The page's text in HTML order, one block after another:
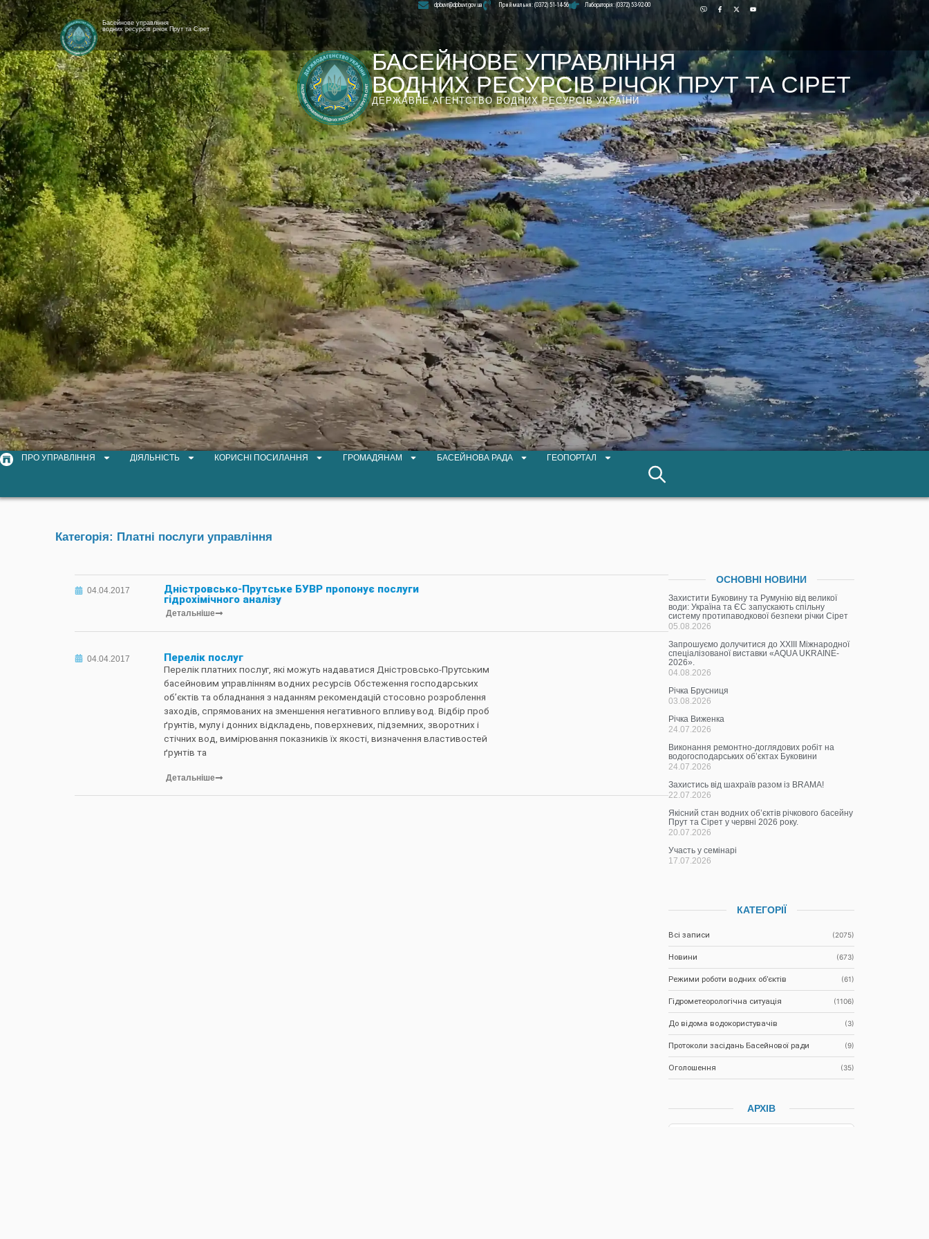
[newyear_garland]
Басейнове управління
водних ресурсів річок Прут та Сірет
Лабораторія: (0372) 53-92-00
dpbuvr@dpbuvr.gov.ua Приймальня: (0372) 51-14-56
БАСЕЙНОВЕ УПРАВЛІННЯ
ВОДНИХ РЕСУРСІВ РІЧОК ПРУТ ТА СІРЕТ
ДЕРЖАВНЕ АГЕНТСТВО ВОДНИХ РЕСУРСІВ УКРАЇНИ
ПРО УПРАВЛІННЯ ДІЯЛЬНІСТЬ КОРИСНІ ПОСИЛАННЯ ГРОМАДЯНАМ БАСЕЙНОВА РАДА ГЕОПОРТАЛ
Категорія: Платні послуги управління
04.04.2017
Дністровсько-Прутське БУВР пропонує послуги
гідрохімічного аналізу
Детальніше
04.04.2017 Перелік послуг
Перелік платних послуг, які можуть надаватися Дністровсько-Прутським
басейновим управлінням водних ресурсів Обстеження господарських
об’єктів та обладнання з наданням рекомендацій стосовно розроблення
заходів, спрямованих на зменшення негативного впливу вод. Відбір проб
ґрунтів, мулу і донних відкладень, поверхневих, підземних, зворотних і
стічних вод, вимірювання показників їх якості, визначення властивостей
ґрунтів та
Детальніше
ОСНОВНІ НОВИНИ
Захистити Буковину та Румунію від великої
води: Україна та ЄС запускають спільну
систему протипаводкової безпеки річки Сірет
05.08.2026
Запрошуємо долучитися до ХХІІІ Міжнародної
спеціалізованої виставки «AQUA UKRAINE-
2026».
04.08.2026
Річка Брусниця
03.08.2026
Річка Виженка
24.07.2026
Виконання ремонтно-доглядових робіт на
водогосподарських об’єктах Буковини
24.07.2026
Захистись від шахраїв разом із BRAMA!
22.07.2026
Якісний стан водних об’єктів річкового басейну
Прут та Сірет у червні 2026 року.
20.07.2026
Участь у семінарі
17.07.2026
КАТЕГОРІЇ
Всі записи (2075)
Новини (673)
Режими роботи водних об’єктів (61)
Гідрометеорологічна ситуація (1106)
До відома водокористувачів (3)
Протоколи засідань Басейнової ради (9)
Оголошення (35)
АРХІВ